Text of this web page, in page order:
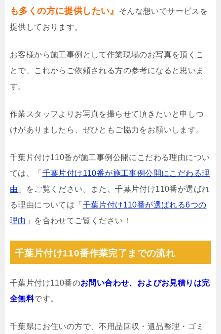
も多くの方に提供したい』
そんな想いでサービスを
提供しております。
お客様から施工事例として作業現場のお写真を頂くこ
とで、これからご依頼される方の参考になると思いま
す。
作業スタッフよりお写真を撮らせて頂きたいと申しつ
けがありましたら、ぜひともご協力をお願いします。
千葉片付け110番が施工事例公開にこだわる理由につい
ては、「 千葉片付け110番が施工事例公開にこだわる理
由 」をご覧ください。また、千葉片付け110番が選ばれ
る理由については「 千葉片付け110番が選ばれる6つの
理由 」を合わせてご覧ください！
千葉片付け110番作業完了までの流れ
千葉片付け110番のお問い合わせ、およびお見積りは完
全無料です。
千葉県にお住いの方で、不用品回収・遺品整理・ゴミ